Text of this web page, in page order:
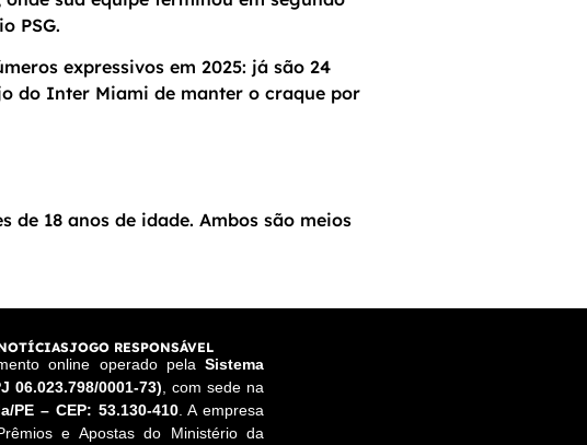
PSG.
expressivos em 2025: já são 24
do Inter Miami de manter o craque por
de 18 anos de idade. Ambos são meios
JOGO RESPONSÁVEL
online operado pelaSistema
06.023.798/0001-73) , com sede na
PE – CEP: 53.130-410. A empresa
e Apostas do Ministério da